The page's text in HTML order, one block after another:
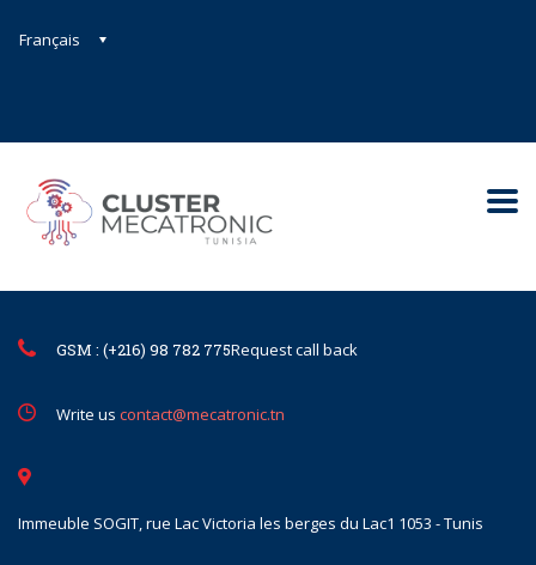
Français
GSM : (+216) 98 782 775Request call back
Write us contact@mecatronic.tn
Immeuble SOGIT, rue Lac Victoria les berges du Lac1 1053 - Tunis